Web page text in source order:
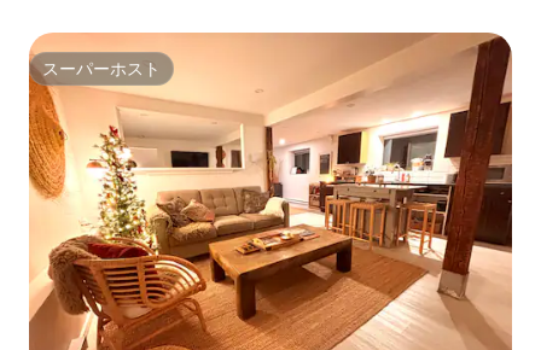
スーパーホスト
スーパーホスト